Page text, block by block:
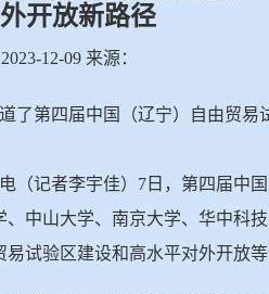
开放新路径
12-09 来源：
了第四届中国（辽宁）自由贸
（记者李宇佳）7日，第四届
中山大学、南京大学、华中科
易试验区建设和高水平对外开放